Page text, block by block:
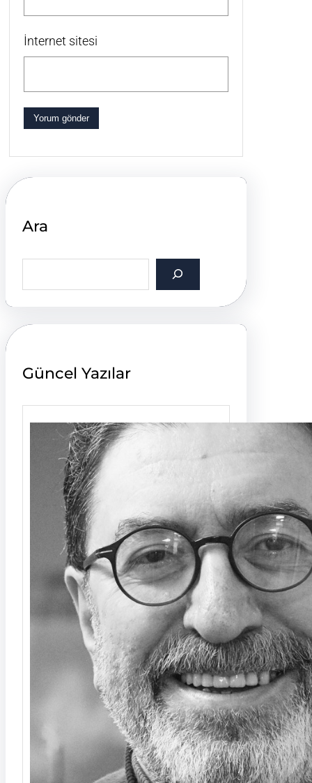
İnternet sitesi
Ara
a
h
Güncel Yazılar